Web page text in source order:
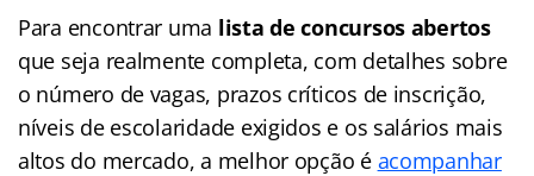
Para encontrar uma lista de concursos abertos
que seja realmente completa, com detalhes sobre
o número de vagas, prazos críticos de inscrição,
níveis de escolaridade exigidos e os salários mais
altos do mercado, a melhor opção é acompanhar